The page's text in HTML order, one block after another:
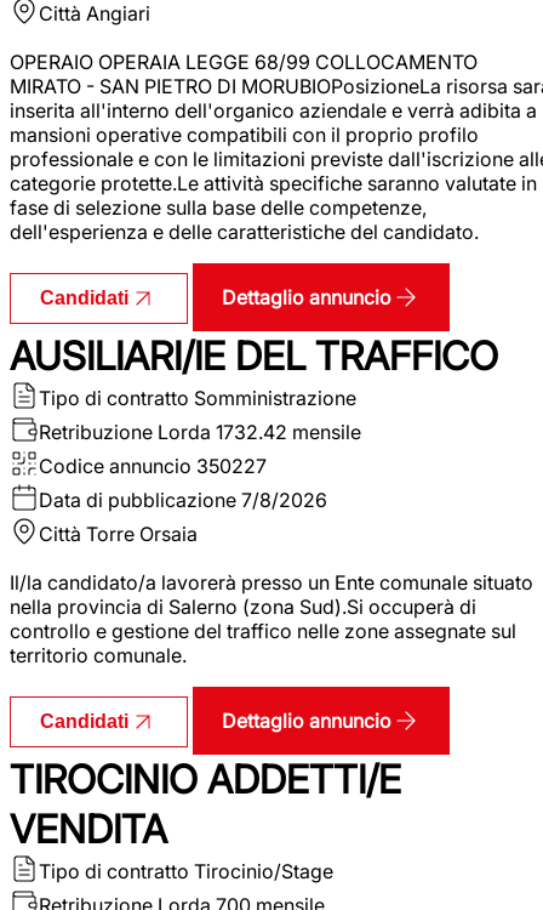
Città Angiari
OPERAIO OPERAIA LEGGE 68/99 COLLOCAMENTO
MIRATO - SAN PIETRO DI MORUBIOPosizioneLa risorsa
inserita all'interno dell'organico aziendale e verrà adibita a
mansioni operative compatibili con il proprio profilo
professionale e con le limitazioni previste dall'iscrizione
categorie protette.Le attività specifiche saranno valutate in
fase di selezione sulla base delle competenze,
dell'esperienza e delle caratteristiche del candidato.
Candidati Dettaglio annuncio
AUSILIARI/IE DEL TRAFFICO
Tipo di contratto Somministrazione
Retribuzione Lorda 1732.42 mensile
Codice annuncio 350227
Data di pubblicazione 7/8/2026
Città Torre Orsaia
Il/la candidato/a lavorerà presso un Ente comunale situato
nella provincia di Salerno (zona Sud).Si occuperà di
controllo e gestione del traffico nelle zone assegnate sul
territorio comunale.
Candidati Dettaglio annuncio
TIROCINIO ADDETTI/E
VENDITA
Tipo di contratto Tirocinio/Stage
Retribuzione Lorda 700 mensile